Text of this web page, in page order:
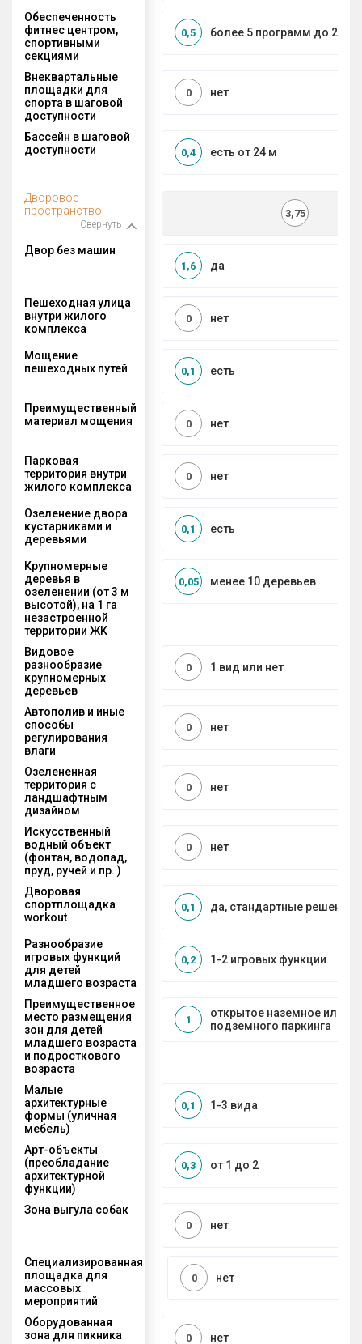
Обеспеченность
фитнес центром,
спортивными
секциями
более 5 программ до 2 км
0,5
Внеквартальные
площадки для
спорта в шаговой
доступности
нет
0
Бассейн в шаговой
доступности
есть от 24 м
0,4
Дворовое
пространство
Свернуть
3,75
Двор без машин
да
1,6
Пешеходная улица
внутри жилого
комплекса
нет
0
Мощение
пешеходных путей
есть
0,1
Преимущественный
материал мощения
нет
0
Парковая
территория внутри
жилого комплекса
нет
0
Озеленение двора
кустарниками и
деревьями
есть
0,1
Крупномерные
деревья в
озеленении (от 3 м
высотой), на 1 га
незастроенной
территории ЖК
менее 10 деревьев
0,05
Видовое
разнообразие
крупномерных
деревьев
1 вид или нет
0
Автополив и иные
способы
регулирования
влаги
нет
0
Озелененная
территория с
ландшафтным
дизайном
нет
0
Искусственный
водный объект
(фонтан, водопад,
пруд, ручей и пр. )
нет
0
Дворовая
спортплощадка
workout
да, стандартные решения
0,1
Разнообразие
игровых функций
для детей
младшего возраста
1-2 игровых функции
0,2
Преимущественное
место размещения
зон для детей
младшего возраста
и подросткового
возраста
открытое наземное или на
подземного паркинга
1
Малые
архитектурные
формы (уличная
мебель)
1-3 вида
0,1
Арт-объекты
(преобладание
архитектурной
функции)
от 1 до 2
0,3
Зона выгула собак
нет
0
Специализированная
площадка для
массовых
мероприятий
нет
0
Оборудованная
зона для пикника
нет
0